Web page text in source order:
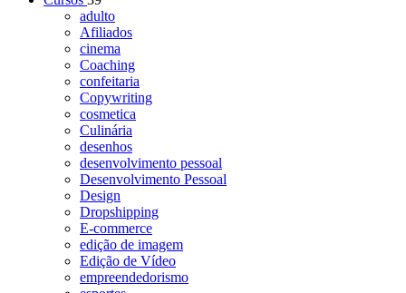
adulto
Afiliados
cinema
Coaching
confeitaria
Copywriting
cosmetica
Culinária
desenhos
desenvolvimento pessoal
Desenvolvimento Pessoal
Design
Dropshipping
E-commerce
edição de imagem
Edição de Vídeo
empreendedorismo